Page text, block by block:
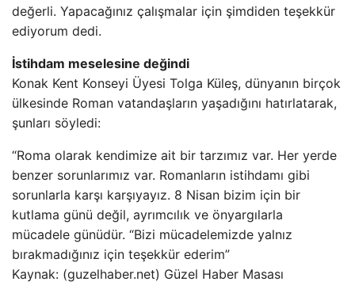
değerli. Yapacağınız çalışmalar için şimdiden teşekkür
ediyorum dedi.
İstihdam meselesine değindi
Konak Kent Konseyi Üyesi Tolga Küleş, dünyanın birçok
ülkesinde Roman vatandaşların yaşadığını hatırlatarak,
şunları söyledi:
“Roma olarak kendimize ait bir tarzımız var. Her yerde
benzer sorunlarımız var. Romanların istihdamı gibi
sorunlarla karşı karşıyayız. 8 Nisan bizim için bir
kutlama günü değil, ayrımcılık ve önyargılarla
mücadele günüdür. “Bizi mücadelemizde yalnız
bırakmadığınız için teşekkür ederim”
Kaynak: (guzelhaber.net) Güzel Haber Masası